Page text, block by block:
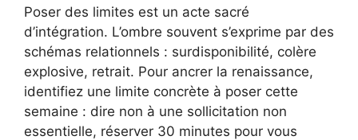
Poser des limites est un acte sacré
d’intégration. L’ombre souvent s’exprime par des
schémas relationnels : surdisponibilité, colère
explosive, retrait. Pour ancrer la renaissance,
identifiez une limite concrète à poser cette
semaine : dire non à une sollicitation non
essentielle, réserver 30 minutes pour vous